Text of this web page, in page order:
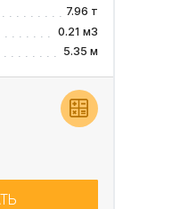
7.96 т
0.21 м3
5.35 м